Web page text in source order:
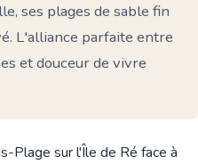
ses plages de sable fin
L'alliance parfaite entre
et douceur de vivre
Plage sur l'Île de Ré face à